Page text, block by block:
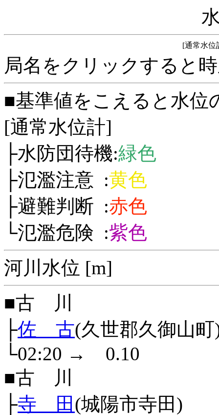
[通常水位
局名をクリックすると
■基準値をこえると水位
[通常水位計]
├水防団待機:緑色
├氾濫注意 :黄色
├避難判断 :赤色
└氾濫危険 :紫色
河川水位 [m]
■古 川
├佐 古(久世郡久御山町
└02:20 →
0.10
■古 川
├寺 田 (城陽市寺田)